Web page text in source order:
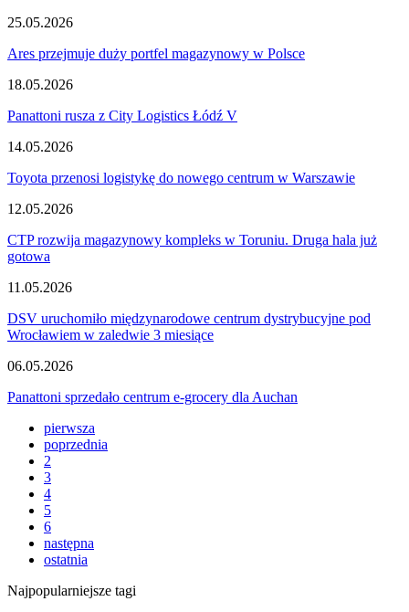
25.05.2026
Ares przejmuje duży portfel magazynowy w Polsce
18.05.2026
Panattoni rusza z City Logistics Łódź V
14.05.2026
Toyota przenosi logistykę do nowego centrum w Warszawie
12.05.2026
CTP rozwija magazynowy kompleks w Toruniu. Druga hala już
gotowa
11.05.2026
DSV uruchomiło międzynarodowe centrum dystrybucyjne pod
Wrocławiem w zaledwie 3 miesiące
06.05.2026
Panattoni sprzedało centrum e-grocery dla Auchan
pierwsza
poprzednia
2
3
4
5
6
następna
ostatnia
Najpopularniejsze tagi